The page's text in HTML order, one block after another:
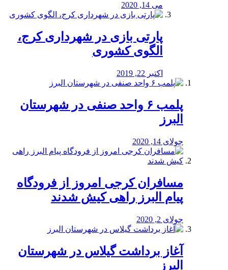
می 14, 2020
پارتی بازی در شهرداری کرج،
الگوی کشوری
اکتبر 22, 2019
پلمب ۶ واحد صنفی در شهرستان
البرز
جولای 14, 2020
مسافران کرجی امروز از فرودگاه
پیام البرز راهی کیش شدند
جولای 2, 2020
آغاز برداشت گیلاس در شهرستان
البرز